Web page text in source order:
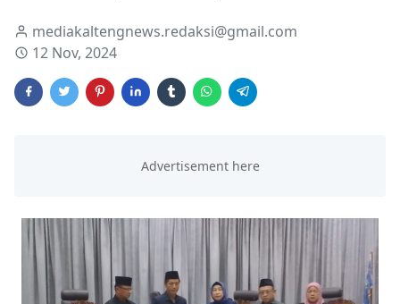
mediakaltengnews.redaksi@gmail.com
12 Nov, 2024